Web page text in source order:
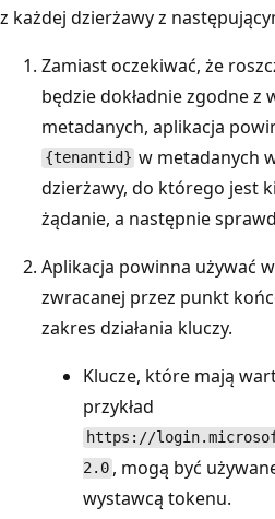
z każdej dzierżawy z
Zamiast oczekiwać, że
będzie dokładnie zgodne z
metadanych, aplikacja
{tenantid} w metadanych
dzierżawy, do którego jest
żądanie, a następnie
Aplikacja powinna używać
zwracanej przez punkt
zakres działania kluczy.
Klucze, które mają
przykład
https://
2.0 , mogą być
wystawcą tokenu.